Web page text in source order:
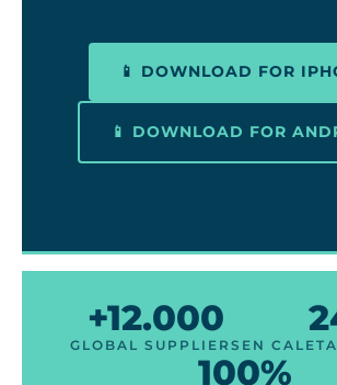
📱 DOWNLOAD FOR
📱 DOWNLOAD FOR
+12.000
GLOBAL SUPPLIERS EN
100%